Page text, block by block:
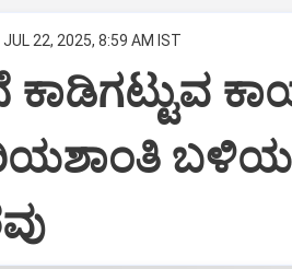
JUL 22, 2025, 8:59 AM IST
ಕಾಡಿಗಟ್ಟುವ
ಬಳಿಯ